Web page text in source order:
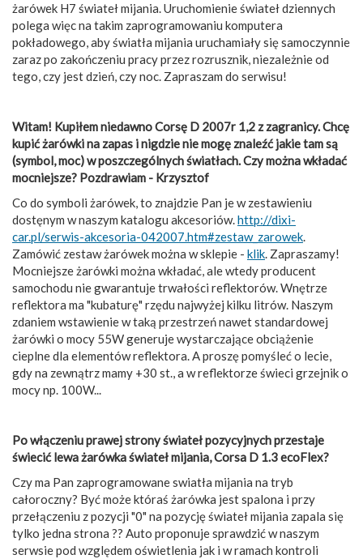
żarówek H7 świateł mijania. Uruchomienie świateł dziennych
polega więc na takim zaprogramowaniu komputera
pokładowego, aby światła mijania uruchamiały się samoczynnie
zaraz po zakończeniu pracy przez rozrusznik, niezależnie od
tego, czy jest dzień, czy noc. Zapraszam do serwisu!
Witam! Kupiłem niedawno Corsę D 2007r 1,2 z zagranicy. Chcę
kupić żarówki na zapas i nigdzie nie mogę znaleźć jakie tam są
(symbol, moc) w poszczególnych światłach. Czy można wkładać
mocniejsze? Pozdrawiam - Krzysztof
Co do symboli żarówek, to znajdzie Pan je w zestawieniu
dostęnym w naszym katalogu akcesoriów.http://dixi-
car.pl/serwis-akcesoria-042007.htm#zestaw_zarowek.
Zamówić zestaw żarówek można w sklepie - klik. Zapraszamy!
Mocniejsze żarówki można wkładać, ale wtedy producent
samochodu nie gwarantuje trwałości reflektorów. Wnętrze
reflektora ma "kubaturę" rzędu najwyżej kilku litrów. Naszym
zdaniem wstawienie w taką przestrzeń nawet standardowej
żarówki o mocy 55W generuje wystarczające obciążenie
cieplne dla elementów reflektora. A proszę pomyśleć o lecie,
gdy na zewnątrz mamy +30 st., a w reflektorze świeci grzejnik o
mocy np. 100W...
Po włączeniu prawej strony świateł pozycyjnych przestaje
świecić lewa żarówka świateł mijania, Corsa D 1.3 ecoFlex?
Czy ma Pan zaprogramowane swiatła mijania na tryb
całoroczny? Być może któraś żarówka jest spalona i przy
przełączeniu z pozycji "0" na pozycję świateł mijania zapala się
tylko jedna strona ?? Auto proponuje sprawdzić w naszym
serwsie pod względem oświetlenia jak i w ramach kontroli